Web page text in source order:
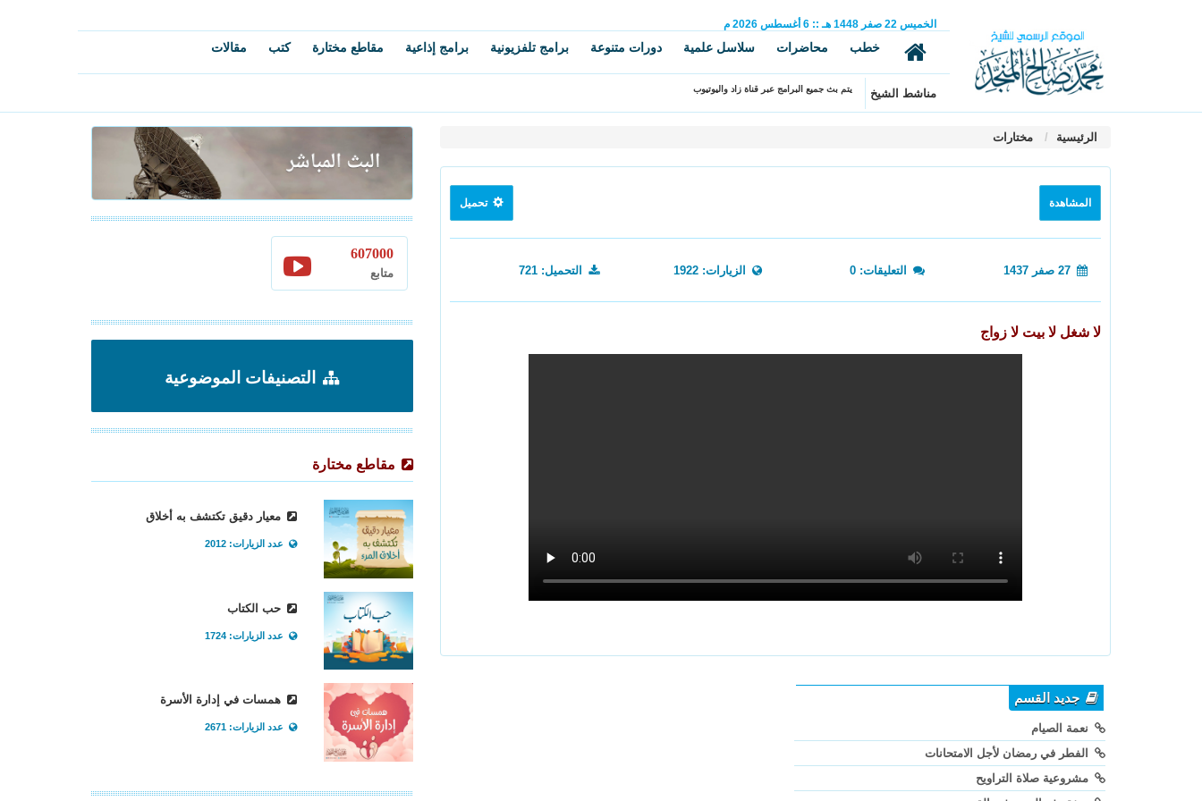
الخميس 22 صفر 1448 هـ ::
6 أغسطس 2026 م
خطب محاضرات سلاسل علمية دورات متنوعة برامج تلفزيونية برامج إذاعية مقاطع مختارة كتب مقالات
مناشط الشيخ يتم بث جميع البرامج عبر قناة زاد واليوتيوب
الرئيسية مختارات
المشاهدة تحميل
التعليقات: 0 الزيارات: 1922 التحميل: 721
لا شغل لا بيت لا زواج
جديد القسم
نعمة الصيام
الفطر في رمضان لأجل الامتحانات
مشروعية صلاة التراويح
607000
متابع
التصنيفات الموضوعية
مقاطع مختارة
معيار دقيق تكتشف به أخلاق
عدد الزيارات: 2012
حب الكتاب
عدد الزيارات: 1724
همسات في إدارة الأسرة
عدد الزيارات: 2671